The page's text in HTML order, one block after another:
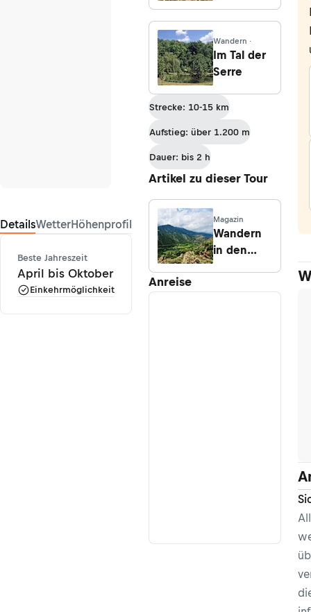
DetailsWetterHöhenprofil
Beste Jahreszeit
April bis Oktober
Einkehrmöglichkeit
Wandern ·
Im Tal der
Serre
Strecke: 10-15 km
Aufstieg: über 1.200 m
Dauer: bis 2 h
Artikel zu dieser Tour
Magazin
Wandern
in den
Anreise